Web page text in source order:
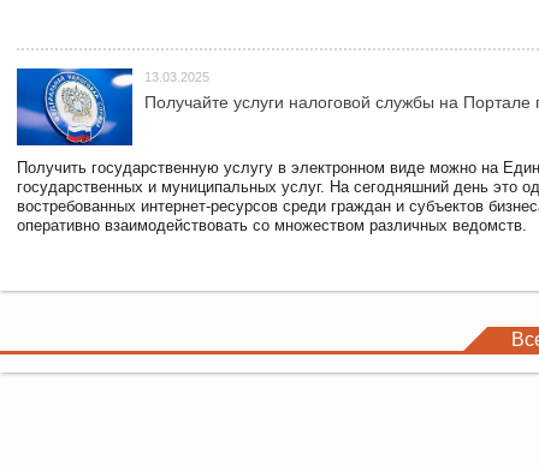
13.03.2025
Получайте услуги налоговой службы на Портале
Получить государственную услугу в электронном виде можно на
государственных и муниципальных услуг. На сегодняшний день это
востребованных интернет-ресурсов среди граждан и субъектов
оперативно взаимодействовать со множеством различных ведомств.